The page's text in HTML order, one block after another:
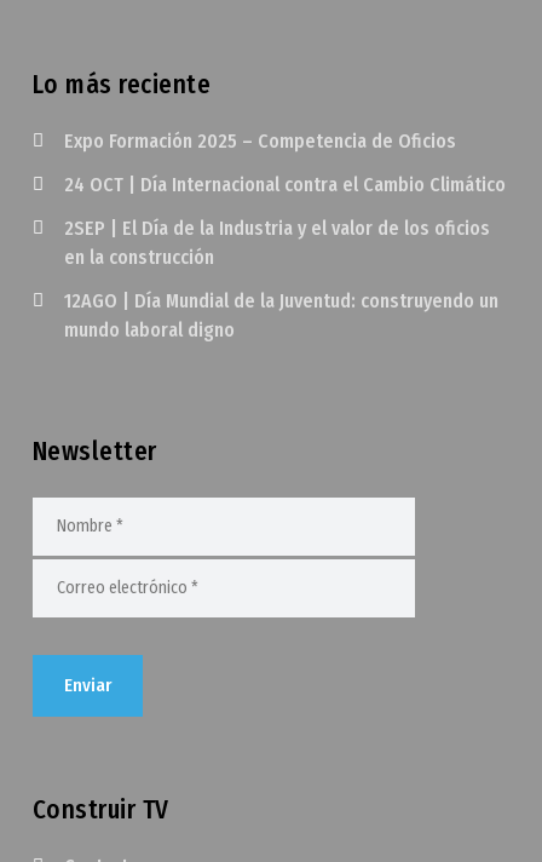
Lo más reciente
Expo Formación 2025 – Competencia de Oficios
24 OCT | Día Internacional contra el Cambio Climático
2SEP | El Día de la Industria y el valor de los oficios
en la construcción
12AGO | Día Mundial de la Juventud: construyendo un
mundo laboral digno
Newsletter
Construir TV